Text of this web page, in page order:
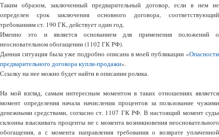
Таким образом, заключенный предварительный договор, если в нем не
определен срок заключения основного договора, соответствующий
требованиям ст. 190 ГК, действует один год.
Именно это и является основанием для применения положений о
неосновательном обогащении (1102 ГК РФ).
Данная ситуация была уже подробно описана в моей публикации «Опасности
предварительного договора купли-продажи».
Ссылку на нее можно будет найти в описании ролика.
На мой взгляд, самым интересным моментом в таких отношениях является
момент определения начала начисления процентов за пользование чужими
денежными средствами, согласно ст. 1107 ГК РФ. В настоящий момент суды
склонны взыскивать проценты не с момента возникновения неосновательного
обогащения, а с момента направления требования о возврате уплаченной